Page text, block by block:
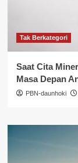
Tak Berkategori
Saat Cita
Masa Depan
PBN-daunhoki